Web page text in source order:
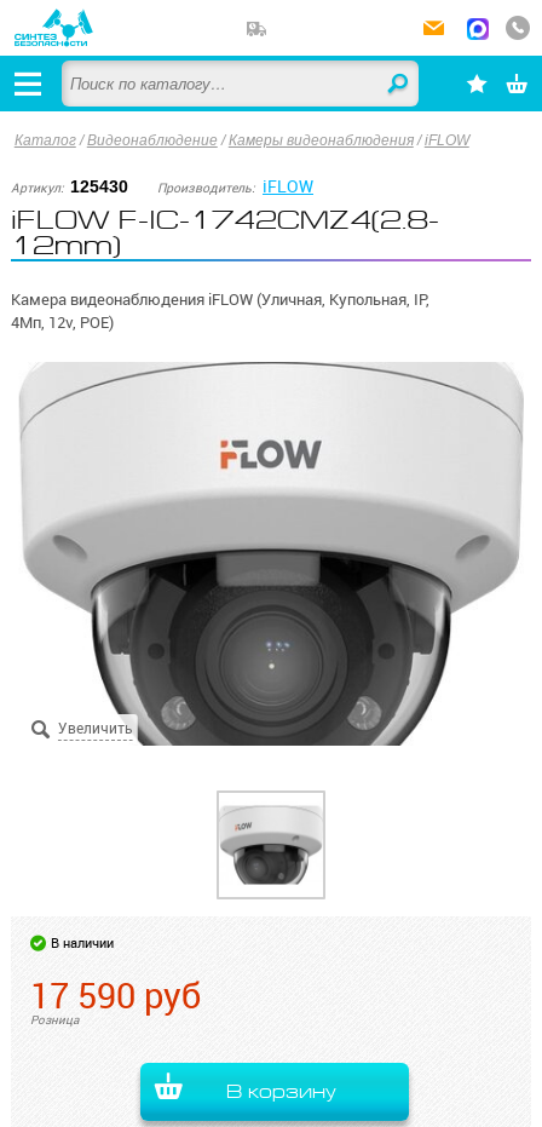
Каталог/Видеонаблюдение /Камеры видеонаблюдения /iFLOW
Артикул: 125430 Производитель: iFLOW
iFLOW F-IC-1742CMZ4(2.8-
12mm)
Камера видеонаблюдения iFLOW (Уличная, Купольная, IP,
4Мп, 12v, POE)
В наличии
17 590 руб
Розница
В корзину